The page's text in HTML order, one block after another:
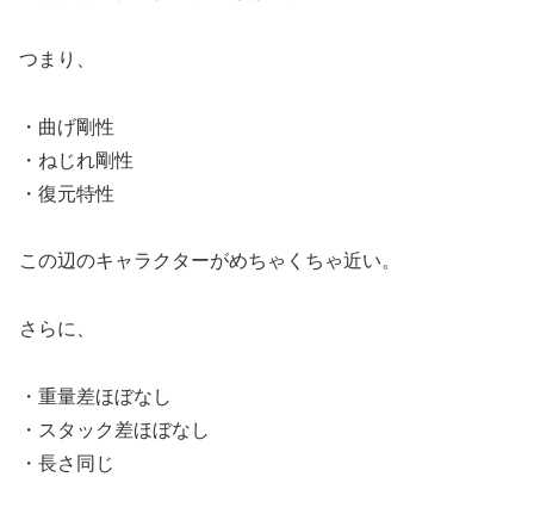
つまり、
・曲げ剛性
・ねじれ剛性
・復元特性
この辺のキャラクターがめちゃくちゃ近い。
さらに、
・重量差ほぼなし
・スタック差ほぼなし
・長さ同じ